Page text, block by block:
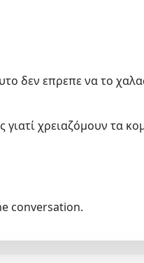
δεν επρεπε να το
χρειαζόμουν τα
conversation.